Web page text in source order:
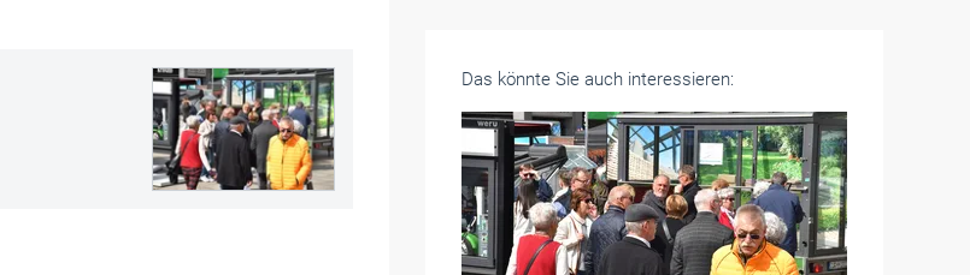
Das könnte Sie auch interessieren: